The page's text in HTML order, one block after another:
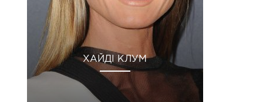
ХАЙДІ КЛУМ